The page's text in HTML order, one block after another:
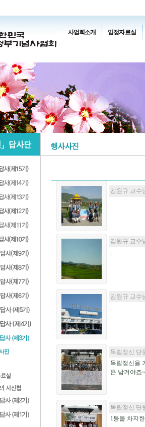
사업회소개 임정자료실
김원규 교수
.
김원규 교수
.
김원규 교수
.
독립정신 단
독립정신을
은 남겨야죠~
독립정신 단
1등을 차지